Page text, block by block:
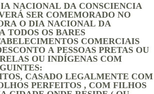
NACIONAL DA CONSCIENCIA
SER COMEMORADO NO
O DIA NACIONAL DA
TODOS OS BARES
COMERCIAIS
A PESSOAS PRETAS OU
OU INDÍGENAS COM
CASADO LEGALMENTE COM
PERFEITOS , COM FILHOS